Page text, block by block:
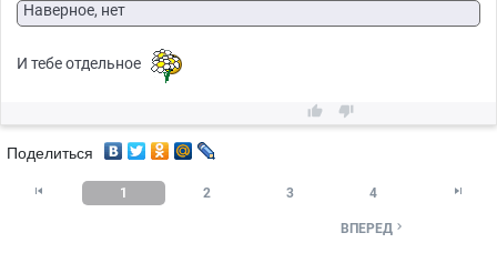
Наверное, нет
И тебе отдельное
 
Поделиться
 1 2 3 4 
ВПЕРЕД 